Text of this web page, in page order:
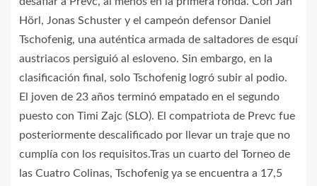
Hörl, Jonas Schuster y el campeón defensor Daniel
Tschofenig, una auténtica armada de saltadores de esquí
austriacos persiguió al esloveno. Sin embargo, en la
clasificación final, solo Tschofenig logró subir al podio.
El joven de 23 años terminó empatado en el segundo
puesto con Timi Zajc (SLO). El compatriota de Prevc fue
posteriormente descalificado por llevar un traje que no
cumplía con los requisitos.Tras un cuarto del Torneo de
las Cuatro Colinas, Tschofenig ya se encuentra a 17,5